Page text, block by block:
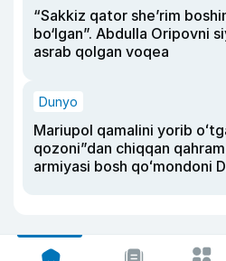
“Sakkiz qator she’rim
bo‘lgan”. Abdulla Oripovni
asrab qolgan voqea
Dunyo
Mariupol qamalini yorib
qozoni”dan chiqqan
armiyasi bosh qoʻmondoni